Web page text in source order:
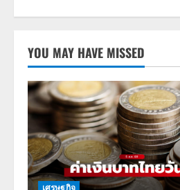
YOU MAY HAVE MISSED